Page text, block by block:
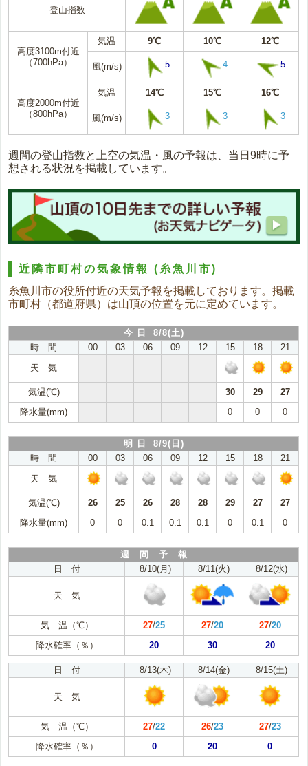
登山指数
高度3100m付近
（700hPa）
気温 9℃ 10℃ 12℃
風(m/s) 5 4 5
高度2000m付近
（800hPa）
気温 14℃ 15℃ 16℃
風(m/s) 3 3 3
週間の登山指数と上空の気温・風の予報は、当日9時に予
想される状況を掲載しています。
近隣市町村の気象情報(糸魚川市)
糸魚川市の役所付近の天気予報を掲載しております。掲載
市町村（都道府県）は山頂の位置を元に定めています。
今 日 8/8(土)
時 間
00 03 06 09 12 15 18
21
天 気
気温(℃) 30 29
27
降水量(mm)
0 0 0
明 日 8/9(日)
時 間
00 03 06 09 12 15 18
21
天 気
気温(℃) 26 25 26 28 28 29 27
27
降水量(mm)
0 0 0.1 0.1 0.1 0 0.1 0
週 間 予 報
日 付
8/10(月) 8/11(火) 8/12(水)
天 気
気 温（℃） 27/25 27/20 27/20
降水確率（％）
20 30 20
日 付 8/13(木) 8/14(金) 8/15(土)
天 気
気 温（℃） 27/22 26/23 27/23
降水確率（％）
0 20 0